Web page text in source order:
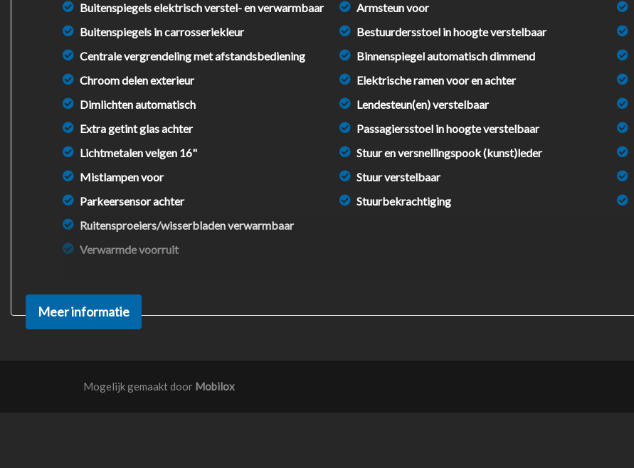
Buitenspiegels elektrisch verstel- en verwarmbaar
Buitenspiegels in carrosseriekleur
Centrale vergrendeling met afstandsbediening
Chroom delen exterieur
Dimlichten automatisch
Extra getint glas achter
Lichtmetalen velgen 16"
Mistlampen voor
Parkeersensor achter
Ruitensproeiers/wisserbladen verwarmbaar
Verwarmde voorruit
Armsteun voor
Bestuurdersstoel in hoogte verstelbaar
Binnenspiegel automatisch dimmend
Elektrische ramen voor en achter
Lendesteun(en) verstelbaar
Passagiersstoel in hoogte verstelbaar
Stuur en versnellingspook (kunst)leder
Stuur verstelbaar
Stuurbekrachtiging
Meer informatie
Mogelijk gemaakt door Mobilox